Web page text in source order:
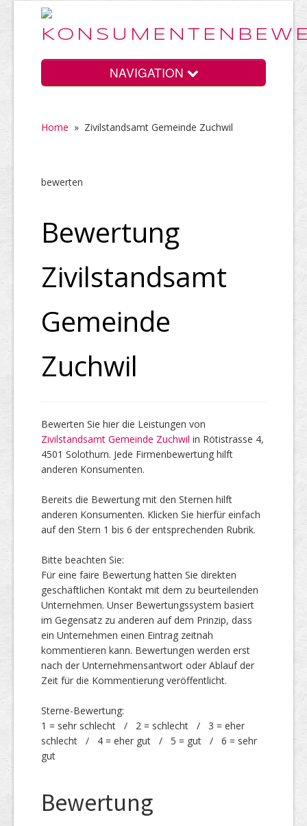
NAVIGATION
Home
Vorteile
Preise
Home » Zivilstandsamt Gemeinde Zuchwil
bewerten
Bewertung
Zivilstandsamt
Gemeinde
Zuchwil
Bewerten Sie hier die Leistungen von
Zivilstandsamt Gemeinde Zuchwil in Rötistrasse 4,
4501 Solothurn. Jede Firmenbewertung hilft
anderen Konsumenten.
Bereits die Bewertung mit den Sternen hilft
anderen Konsumenten. Klicken Sie hierfür einfach
auf den Stern 1 bis 6 der entsprechenden Rubrik.
Bitte beachten Sie:
Für eine faire Bewertung hatten Sie direkten
geschäftlichen Kontakt mit dem zu beurteilenden
Unternehmen. Unser Bewertungssystem basiert
im Gegensatz zu anderen auf dem Prinzip, dass
ein Unternehmen einen Eintrag zeitnah
kommentieren kann. Bewertungen werden erst
nach der Unternehmensantwort oder Ablauf der
Zeit für die Kommentierung veröffentlicht.
Sterne-Bewertung:
1 = sehr schlecht / 2 = schlecht / 3 = eher
schlecht / 4 = eher gut / 5 = gut / 6 = sehr
gut
Bewertung